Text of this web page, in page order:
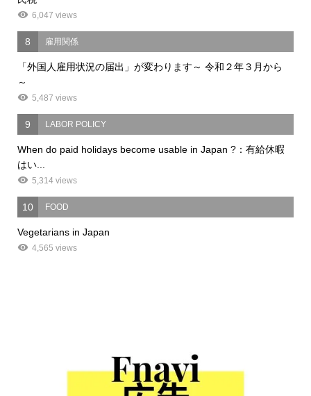
6,047 views
8 雇用関係
「外国人雇用状況の届出」が変わります～ 令和２年３月から
～
5,487 views
9 LABOR POLICY
When do paid holidays become usable in Japan ?：有給休暇
はい...
5,314 views
10 FOOD
Vegetarians in Japan
4,565 views